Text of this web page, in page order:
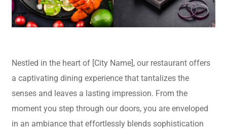
Nestled in the heart of [City Name], our restaurant offers
a captivating dining experience that tantalizes the
senses and leaves a lasting impression. From the
moment you step through our doors, you are enveloped
in an ambiance that effortlessly blends sophistication